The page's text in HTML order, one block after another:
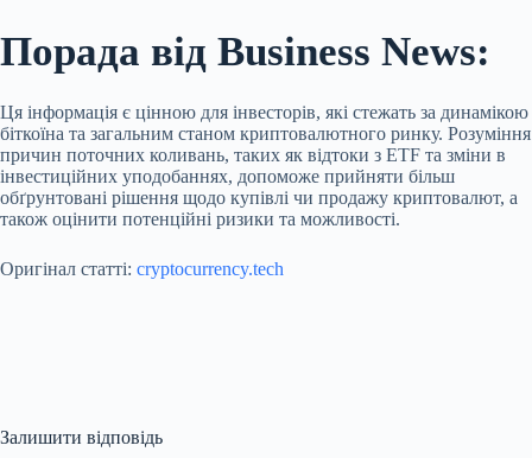
Порада від Business News:
Ця інформація є цінною для інвесторів, які стежать за динамікою
біткоїна та загальним станом криптовалютного ринку. Розуміння
причин поточних коливань, таких як відтоки з ETF та зміни в
інвестиційних уподобаннях, допоможе прийняти більш
обґрунтовані рішення щодо купівлі чи продажу криптовалют, а
також оцінити потенційні ризики та можливості.
Оригінал статті: cryptocurrency.tech
Залишити відповідь